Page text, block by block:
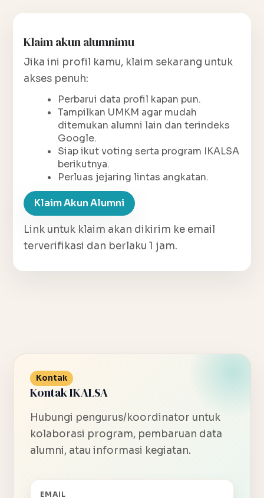
Klaim akun alumnimu
Jika ini profil kamu, klaim sekarang untuk
akses penuh:
Perbarui data profil kapan pun.
Tampilkan UMKM agar mudah
ditemukan alumni lain dan terindeks
Google.
Siap ikut voting serta program IKALSA
berikutnya.
Perluas jejaring lintas angkatan.
Klaim Akun Alumni
Link untuk klaim akan dikirim ke email
terverifikasi dan berlaku 1 jam.
Kontak
Kontak IKALSA
Hubungi pengurus/koordinator untuk
kolaborasi program, pembaruan data
alumni, atau informasi kegiatan.
EMAIL